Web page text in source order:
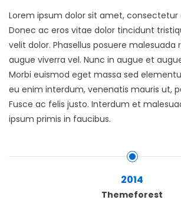
Lorem ipsum dolor sit amet, consectetur
Donec ac eros vitae dolor tincidunt
velit dolor. Phasellus posuere malesuada
augue viverra vel. Nunc in augue et
Morbi euismod eget massa sed
eu enim interdum, venenatis mauris ut,
Fusce ac felis justo. Interdum et
ipsum primis in faucibus.
2014
Themeforest